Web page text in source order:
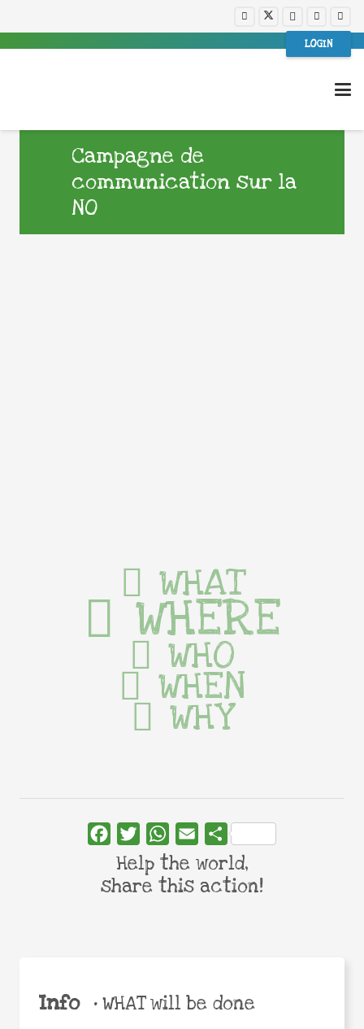
LOGIN
Campagne de
communication sur la
NO
Info •WHAT will be done
WHAT
WHERE
WHO
WHEN
WHY
FacebookTwitterWhatsApp
Email Share
Help the world,
share this action!